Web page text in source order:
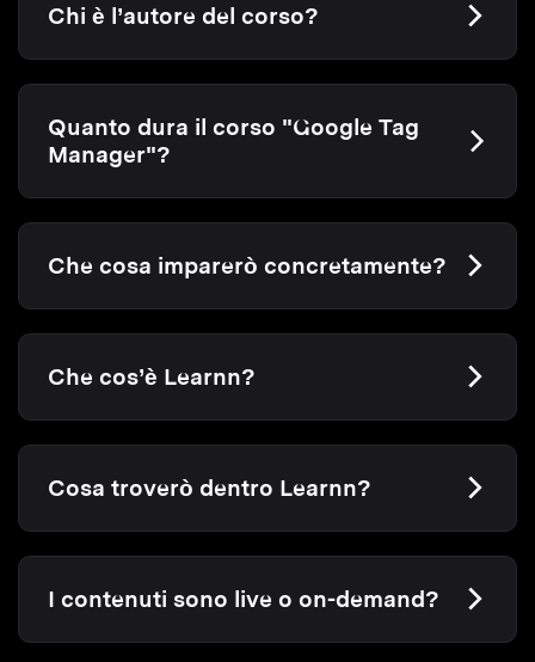
Chi è l’autore del corso?
Quanto dura il corso "Google Tag
Manager"?
Che cosa imparerò concretamente?
Che cos’è Learnn?
Cosa troverò dentro Learnn?
I contenuti sono live o on-demand?